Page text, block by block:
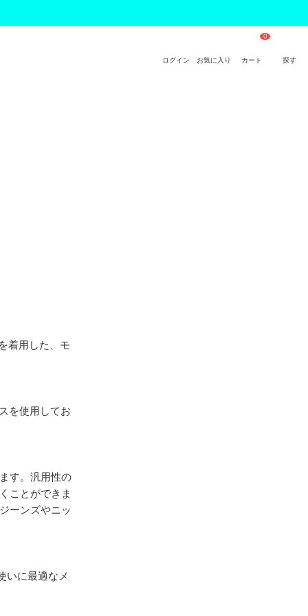
ログイン お気に入り カート 探す
着用した、モ
を使用してお
す。汎用性の
ことができま
ーンズやニッ
いに最適なメ